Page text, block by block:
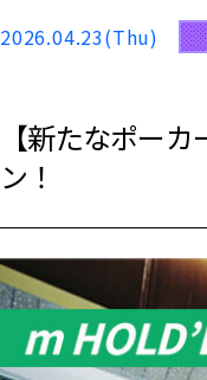
2026.04.23(Thu)
【新たなポー
ン！